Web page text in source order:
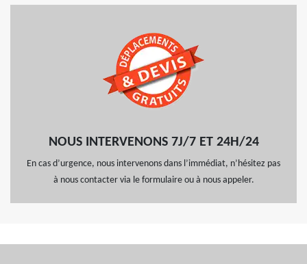
NOUS INTERVENONS 7J/7 ET 24H/24
En cas d’urgence, nous intervenons dans l’immédiat, n’hésitez pas
à nous contacter via le formulaire ou à nous appeler.